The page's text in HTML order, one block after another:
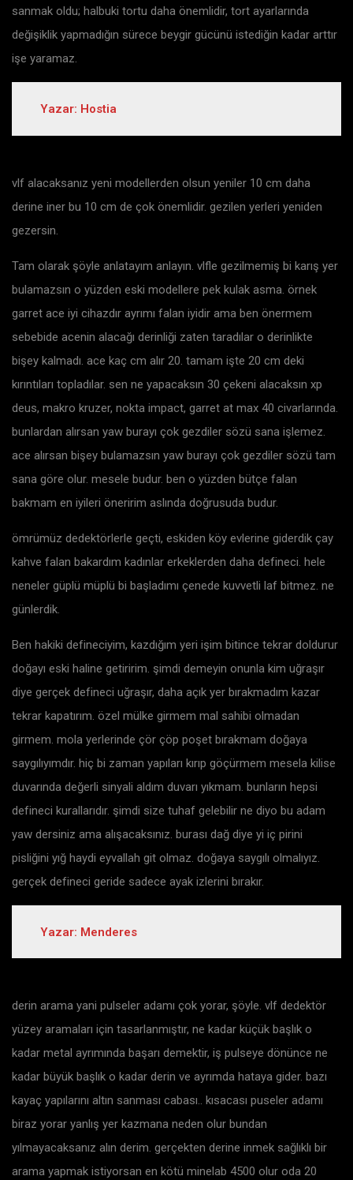
sanmak oldu; halbuki tortu daha önemlidir, tort ayarlarında
değişiklik yapmadığın sürece beygir gücünü istediğin kadar arttır
işe yaramaz.
Yazar: Hostia
vlf alacaksanız yeni modellerden olsun yeniler 10 cm daha
derine iner bu 10 cm de çok önemlidir. gezilen yerleri yeniden
gezersin.
Tam olarak şöyle anlatayım anlayın. vlfle gezilmemiş bi karış yer
bulamazsın o yüzden eski modellere pek kulak asma. örnek
garret ace iyi cihazdır ayrımı falan iyidir ama ben önermem
sebebide acenin alacağı derinliği zaten taradılar o derinlikte
bişey kalmadı. ace kaç cm alır 20. tamam işte 20 cm deki
kırıntıları topladılar. sen ne yapacaksın 30 çekeni alacaksın xp
deus, makro kruzer, nokta impact, garret at max 40 civarlarında.
bunlardan alırsan yaw burayı çok gezdiler sözü sana işlemez.
ace alırsan bişey bulamazsın yaw burayı çok gezdiler sözü tam
sana göre olur. mesele budur. ben o yüzden bütçe falan
bakmam en iyileri öneririm aslında doğrusuda budur.
ömrümüz dedektörlerle geçti, eskiden köy evlerine giderdik çay
kahve falan bakardım kadınlar erkeklerden daha defineci. hele
neneler güplü müplü bi başladımı çenede kuvvetli laf bitmez. ne
günlerdik.
Ben hakiki defineciyim, kazdığım yeri işim bitince tekrar doldurur
doğayı eski haline getiririm. şimdi demeyin onunla kim uğraşır
diye gerçek defineci uğraşır, daha açık yer bırakmadım kazar
tekrar kapatırım. özel mülke girmem mal sahibi olmadan
girmem. mola yerlerinde çör çöp poşet bırakmam doğaya
saygılıyımdır. hiç bi zaman yapıları kırıp göçürmem mesela kilise
duvarında değerli sinyali aldım duvarı yıkmam. bunların hepsi
defineci kurallarıdır. şimdi size tuhaf gelebilir ne diyo bu adam
yaw dersiniz ama alışacaksınız. burası dağ diye yi iç pirini
pisliğini yığ haydi eyvallah git olmaz. doğaya saygılı olmalıyız.
gerçek defineci geride sadece ayak izlerini bırakır.
Yazar: Menderes
derin arama yani pulseler adamı çok yorar, şöyle. vlf dedektör
yüzey aramaları için tasarlanmıştır, ne kadar küçük başlık o
kadar metal ayrımında başarı demektir, iş pulseye dönünce ne
kadar büyük başlık o kadar derin ve ayrımda hataya gider. bazı
kayaç yapılarını altın sanması cabası.. kısacası puseler adamı
biraz yorar yanlış yer kazmana neden olur bundan
yılmayacaksanız alın derim. gerçekten derine inmek sağlıklı bir
arama yapmak istiyorsan en kötü minelab 4500 olur oda 20